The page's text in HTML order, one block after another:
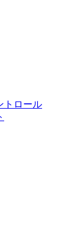
トロール